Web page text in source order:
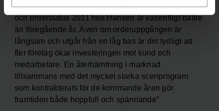
på Wallmans ligger ca 10% bättre än föregående år
och orderstatus 2011 hos Hansen är väsentligt bättre
än föregående år. Även om orderuppgången är
långsam och utgår från en låg bas är det tydligt att
fler företag ökar investeringen mot kund och
medarbetare. En återhämtning i marknad
tillsammans med det mycket starka scenprogram
som kontrakterats för de kommande åren gör
framtiden både hoppfull och spännande”